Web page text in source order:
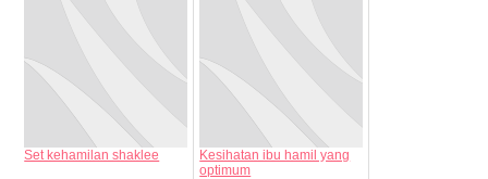
Set kehamilan shaklee
Kesihatan ibu hamil yang
optimum